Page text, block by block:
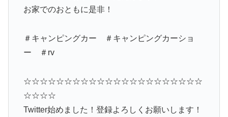
お家でのおともに是非！
＃キャンピングカー ＃キャンピングカーショ
ー ＃rv
☆☆☆☆☆☆☆☆☆☆☆☆☆☆☆☆☆☆☆☆☆☆
☆☆☆☆
Twitter始めました！登録よろしくお願いします！